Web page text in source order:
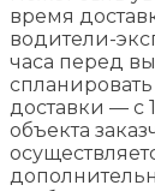
время
водители-
часа перед
доставки — с
объекта